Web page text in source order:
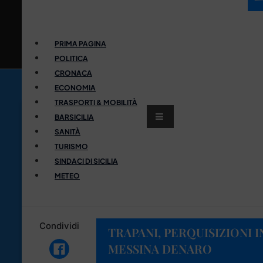
PRIMA PAGINA
POLITICA
CRONACA
ECONOMIA
TRASPORTI & MOBILITÀ
BARSICILIA
SANITÀ
TURISMO
SINDACI DI SICILIA
METEO
Condividi
TRAPANI, PERQUISIZIONI
MESSINA DENARO